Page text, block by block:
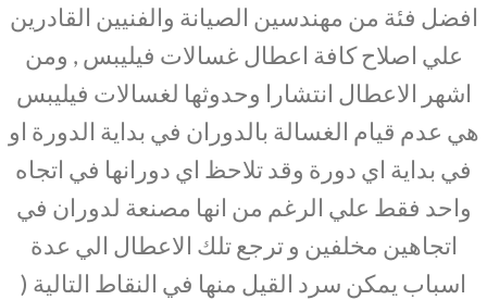
افضل فئة من مهندسين الصيانة والفنيين القادرين
علي اصلاح كافة اعطال غسالات فيليبس , ومن
اشهر الاعطال انتشارا وحدوثها لغسالات فيليبس
هي عدم قيام الغسالة بالدوران في بداية الدورة او
في بداية اي دورة وقد تلاحظ اي دورانها في اتجاه
واحد فقط علي الرغم من انها مصنعة لدوران في
اتجاهين مخلفين و ترجع تلك الاعطال الي عدة
اسباب يمكن سرد القيل منها في النقاط التالية (